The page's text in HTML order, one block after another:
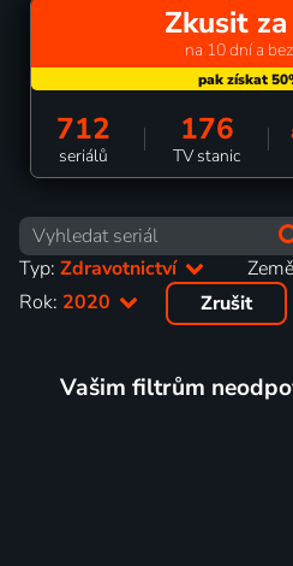
Zkusit
na 10 dní a
712
seriálů
176
TV stanic
Typ: Zdravotnictví
Rok: 2020 Zrušit
Vašim filtrům